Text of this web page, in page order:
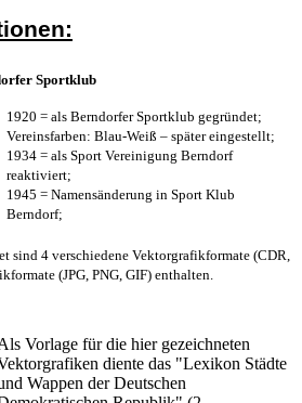
Sportklub
1920 = als Berndorfer Sportklub gegründet;
Vereinsfarben: Blau-Weiß – später eingestellt;
1934 = als Sport Vereinigung Berndorf
reaktiviert;
1945 = Namensänderung in Sport Klub
Berndorf;
sind 4 verschiedene Vektorgrafikformate (CDR,
(JPG, PNG, GIF) enthalten.
Vorlage für die hier gezeichneten
diente das "Lexikon Städte
Wappen der Deutschen